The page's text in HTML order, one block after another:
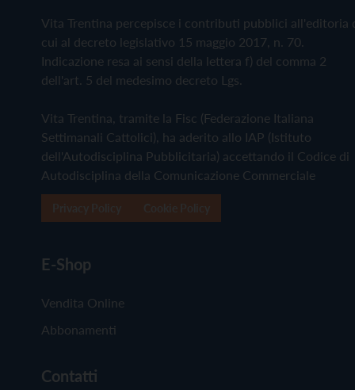
Vita Trentina percepisce i contributi pubblici all'editoria
cui al decreto legislativo 15 maggio 2017, n. 70.
Indicazione resa ai sensi della lettera f) del comma 2
dell'art. 5 del medesimo decreto Lgs.
Vita Trentina, tramite la Fisc (Federazione Italiana
Settimanali Cattolici), ha aderito allo IAP (Istituto
dell'Autodisciplina Pubblicitaria) accettando il Codice di
Autodisciplina della Comunicazione Commerciale
E-Shop
Vendita Online
Abbonamenti
Contatti